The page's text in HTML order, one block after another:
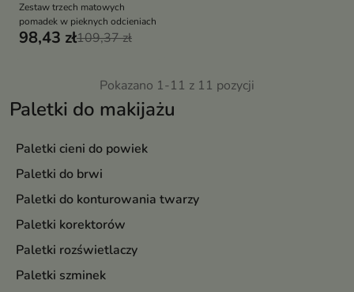
Paletki do makijażu
Paletki cieni do powiek
Paletki do brwi
Paletki do konturowania twarzy
Paletki korektorów
Paletki rozświetlaczy
Paletki szminek
Zestaw trzech matowych
pomadek w pieknych odcieniach
98,43 zł109,37 zł
Pokazano 1-11 z 11 pozycji